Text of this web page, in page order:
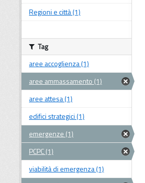
Regioni e città (1)
Tag
aree accoglienza (1)
aree ammassamento (1)
aree attesa (1)
edifici strategici (1)
emergenze (1)
PCPC (1)
viabilità di emergenza (1)